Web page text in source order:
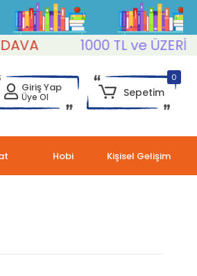
1000 TL ve ÜZERİ
Giriş Yap
Üye Ol
0
Sepetim
Hobi Kişisel Gelişim